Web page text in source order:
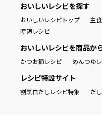
おいしいレシピを探す
おいしいレシピトップ 主
時短レシピ
おいしいレシピを商品か
かつお節レシピ めんつゆ
レシピ特設サイト
割烹白だしレシピ特集 だ